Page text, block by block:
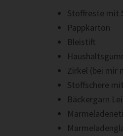
Stof­freste mit
Papp­kar­ton
Bleis­tift
Zirkel (bei mir
Stoff­schere
Bäck­er­garn